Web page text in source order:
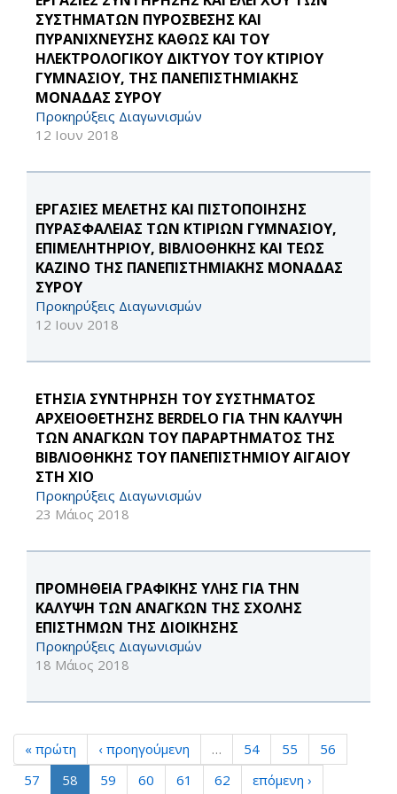
ΣΥΣΤΗΜΑΤΩΝ ΠΥΡΟΣΒΕΣΗΣ ΚΑΙ
ΠΥΡΑΝΙΧΝΕΥΣΗΣ ΚΑΘΩΣ ΚΑΙ ΤΟΥ
ΗΛΕΚΤΡΟΛΟΓΙΚΟΥ ΔΙΚΤΥΟΥ ΤΟΥ ΚΤΙΡΙΟΥ
ΓΥΜΝΑΣΙΟΥ, ΤΗΣ ΠΑΝΕΠΙΣΤΗΜΙΑΚΗΣ
ΜΟΝΑΔΑΣ ΣΥΡΟΥ
Προκηρύξεις Διαγωνισμών
12 Ιουν 2018
ΕΡΓΑΣΙΕΣ ΜΕΛΕΤΗΣ ΚΑΙ ΠΙΣΤΟΠΟΙΗΣΗΣ
ΠΥΡΑΣΦΑΛΕΙΑΣ ΤΩΝ ΚΤΙΡΙΩΝ ΓΥΜΝΑΣΙΟΥ,
ΕΠΙΜΕΛΗΤΗΡΙΟΥ, ΒΙΒΛΙΟΘΗΚΗΣ ΚΑΙ ΤΕΩΣ
ΚΑΖΙΝΟ ΤΗΣ ΠΑΝΕΠΙΣΤΗΜΙΑΚΗΣ ΜΟΝΑΔΑΣ
ΣΥΡΟΥ
Προκηρύξεις Διαγωνισμών
12 Ιουν 2018
ΕΤΗΣΙΑ ΣΥΝΤΗΡΗΣΗ ΤΟΥ ΣΥΣΤΗΜΑΤΟΣ
ΑΡΧΕΙΟΘΕΤΗΣΗΣ BERDELO ΓΙΑ ΤΗΝ ΚΑΛΥΨΗ
ΤΩΝ ΑΝΑΓΚΩΝ ΤΟΥ ΠΑΡΑΡΤΗΜΑΤΟΣ ΤΗΣ
ΒΙΒΛΙΟΘΗΚΗΣ ΤΟΥ ΠΑΝΕΠΙΣΤΗΜΙΟΥ ΑΙΓΑΙΟΥ
ΣΤΗ ΧΙΟ
Προκηρύξεις Διαγωνισμών
23 Μάιος 2018
ΠΡΟΜΗΘΕΙΑ ΓΡΑΦΙΚΗΣ ΥΛΗΣ ΓΙΑ ΤΗΝ
ΚΑΛΥΨΗ ΤΩΝ ΑΝΑΓΚΩΝ ΤΗΣ ΣΧΟΛΗΣ
ΕΠΙΣΤΗΜΩΝ ΤΗΣ ΔΙΟΙΚΗΣΗΣ
Προκηρύξεις Διαγωνισμών
18 Μάιος 2018
« πρώτη ‹ προηγούμενη … 54 55
56
57
58 59 60 61 62
επόμενη ›